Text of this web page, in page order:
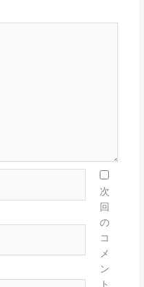
次
回
の
コ
メ
ン
ト